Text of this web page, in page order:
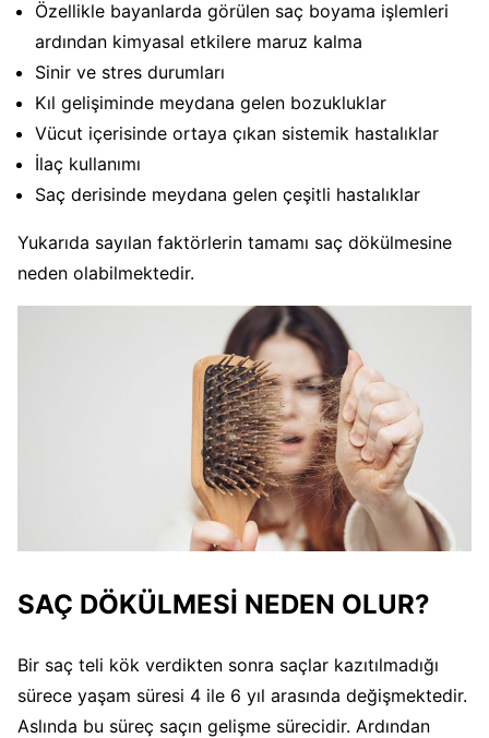
Özellikle bayanlarda görülen saç boyama işlemleri
ardından kimyasal etkilere maruz kalma
Sinir ve stres durumları
Kıl gelişiminde meydana gelen bozukluklar
Vücut içerisinde ortaya çıkan sistemik hastalıklar
İlaç kullanımı
Saç derisinde meydana gelen çeşitli hastalıklar
Yukarıda sayılan faktörlerin tamamı saç dökülmesine
neden olabilmektedir.
SAÇ DÖKÜLMESİ NEDEN OLUR?
Bir saç teli kök verdikten sonra saçlar kazıtılmadığı
sürece yaşam süresi 4 ile 6 yıl arasında değişmektedir.
Aslında bu süreç saçın gelişme sürecidir. Ardından